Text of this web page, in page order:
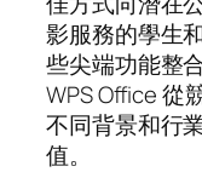
影服務的學生
些尖端功能整
WPS Office 從
不同背景和行
值。